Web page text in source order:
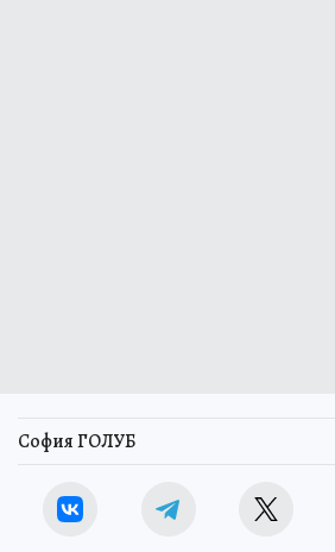
София ГОЛУБ